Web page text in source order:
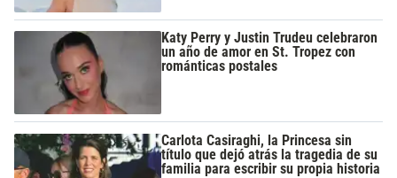
Katy Perry y Justin Trudeu celebraron
un año de amor en St. Tropez con
románticas postales
Carlota Casiraghi, la Princesa sin
título que dejó atrás la tragedia de su
familia para escribir su propia historia